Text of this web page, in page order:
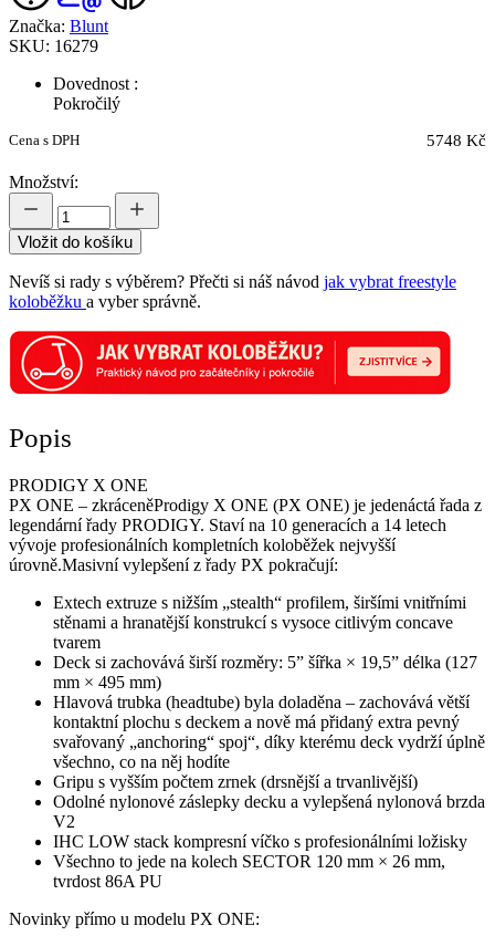
Značka: Blunt
SKU: 16279
Dovednost :
Pokročilý
Cena s DPH 5748 Kč
Množství:
Vložit do košíku
Nevíš si rady s výběrem? Přečti si náš návod jak vybrat freestyle
koloběžku a vyber správně.
Popis
PRODIGY X ONE
PX ONE – zkráceněProdigy X ONE (PX ONE) je jedenáctá řada z
legendární řady PRODIGY. Staví na 10 generacích a 14 letech
vývoje profesionálních kompletních koloběžek nejvyšší
úrovně.Masivní vylepšení z řady PX pokračují:
Extech extruze s nižším „stealth“ profilem, širšími vnitřními
stěnami a hranatější konstrukcí s vysoce citlivým concave
tvarem
Deck si zachovává širší rozměry: 5” šířka × 19,5” délka (127
mm × 495 mm)
Hlavová trubka (headtube) byla doladěna – zachovává větší
kontaktní plochu s deckem a nově má přidaný extra pevný
svařovaný „anchoring“ spoj“, díky kterému deck vydrží úplně
všechno, co na něj hodíte
Gripu s vyšším počtem zrnek (drsnější a trvanlivější)
Odolné nylonové záslepky decku a vylepšená nylonová brzda
V2
IHC LOW stack kompresní víčko s profesionálními ložisky
Všechno to jede na kolech SECTOR 120 mm × 26 mm,
tvrdost 86A PU
Novinky přímo u modelu PX ONE: